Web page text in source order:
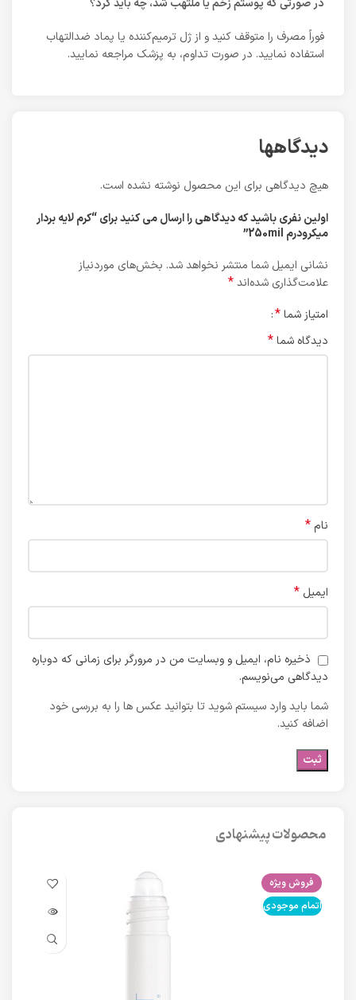
در صورتی که پوستم زخم یا ملتهب شد، چه باید کرد؟
فوراً مصرف را متوقف کنید و از ژل ترمیم‌کننده یا پماد ضدالتهاب
استفاده نمایید. در صورت تداوم، به پزشک مراجعه نمایید.
دیدگاهها
هیچ دیدگاهی برای این محصول نوشته نشده است.
اولین نفری باشید که دیدگاهی را ارسال می کنید برای “کرم لایه بردار
میکرودرم 250mil”
نشانی ایمیل شما منتشر نخواهد شد. بخش‌های موردنیاز
علامت‌گذاری شده‌اند*
امتیاز شما*
دیدگاه شما*
نام *
ایمیل *
ذخیره نام، ایمیل و وبسایت من در مرورگر برای زمانی که دوباره
دیدگاهی می‌نویسم.
شما باید وارد سیستم شوید تا بتوانید عکس ها را به بررسی خود
اضافه کنید.
محصولات پیشنهادی
فروش ویژه
اتمام موجودی